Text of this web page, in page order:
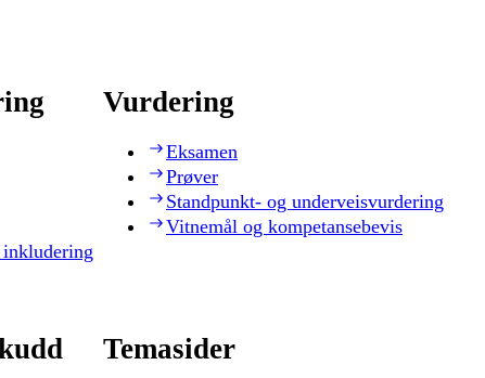
Vurdering
Eksamen
Prøver
Standpunkt- og underveisvurdering
Vitnemål og kompetansebevis
Temasider